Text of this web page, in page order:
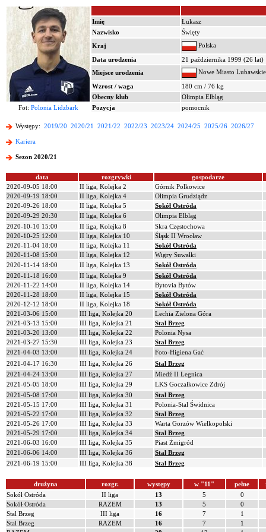
Imię
Łukasz
Nazwisko
Święty
Kraj
Polska
Data urodzenia
21 października 1999 (26 lat)
Miejsce urodzenia
Nowe Miasto Lubawskie
Wzrost / waga
180 cm / 76 kg
Obecny klub
Olimpia Elbląg
Fot: Polonia Lidzbark Pozycja pomocnik
Występy: 2019/20 2020/21 2021/22 2022/23 2023/24 2024/25 2025/26 2026/27
Kariera
Sezon 2020/21
data rozgrywki
gospodarze
2020-09-05 18:00
II liga, Kolejka 2
Górnik Polkowice
2020-09-19 18:00
II liga, Kolejka 4
Olimpia Grudziądz
2020-09-26 18:00
II liga, Kolejka 5
Sokół Ostróda
2020-09-29 20:30
II liga, Kolejka 6
Olimpia Elbląg
2020-10-10 15:00
II liga, Kolejka 8
Skra Częstochowa
2020-10-25 12:00
II liga, Kolejka 10
Śląsk II Wrocław
2020-11-04 18:00
II liga, Kolejka 11
Sokół Ostróda
2020-11-08 15:00
II liga, Kolejka 12
Wigry Suwałki
2020-11-14 18:00
II liga, Kolejka 13
Sokół Ostróda
2020-11-18 16:00
II liga, Kolejka 9
Sokół Ostróda
2020-11-22 14:00
II liga, Kolejka 14
Bytovia Bytów
2020-11-28 18:00
II liga, Kolejka 15
Sokół Ostróda
2020-12-12 18:00
II liga, Kolejka 18
Sokół Ostróda
2021-03-06 15:00
III liga, Kolejka 20
Lechia Zielona Góra
2021-03-13 15:00
III liga, Kolejka 21
Stal Brzeg
2021-03-20 13:00
III liga, Kolejka 22
Polonia Nysa
2021-03-27 15:30
III liga, Kolejka 23
Stal Brzeg
2021-04-03 13:00
III liga, Kolejka 24
Foto-Higiena Gać
2021-04-17 16:30
III liga, Kolejka 26
Stal Brzeg
2021-04-24 13:00
III liga, Kolejka 27
Miedź II Legnica
2021-05-05 18:00
III liga, Kolejka 29
LKS Goczałkowice Zdrój
2021-05-08 17:00
III liga, Kolejka 30
Stal Brzeg
2021-05-15 17:00
III liga, Kolejka 31
Polonia-Stal Świdnica
2021-05-22 17:00
III liga, Kolejka 32
Stal Brzeg
2021-05-26 17:00
III liga, Kolejka 33
Warta Gorzów Wielkopolski
2021-05-29 17:00
III liga, Kolejka 34
Stal Brzeg
2021-06-03 16:00
III liga, Kolejka 35
Piast Żmigród
2021-06-06 14:00
III liga, Kolejka 36
Stal Brzeg
2021-06-19 15:00
III liga, Kolejka 38 Stal Brzeg
drużyna rozgr. występy w "11" pełne
Sokół Ostróda
II liga 13 5
0
Sokół Ostróda
RAZEM 13 5
0
Stal Brzeg
III liga 16 7
1
Stal Brzeg
RAZEM 16 7
1